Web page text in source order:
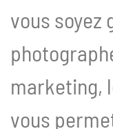
vous soyez
marketing,
vous